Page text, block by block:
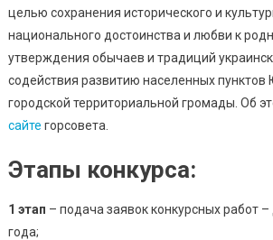
целью сохранения исторического и
национального достоинства и любви к
утверждения обычаев и традиций
содействия развитию населенных пунктов
городской территориальной громады. Об
сайте горсовета.
Этапы конкурса:
1 этап – подача заявок конкурсных работ –
года;